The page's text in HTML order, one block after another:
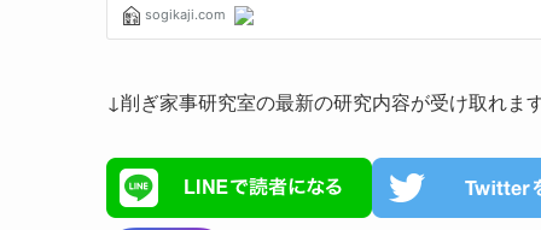
↓削ぎ家事研究室の最新の研究内容が受け取れま